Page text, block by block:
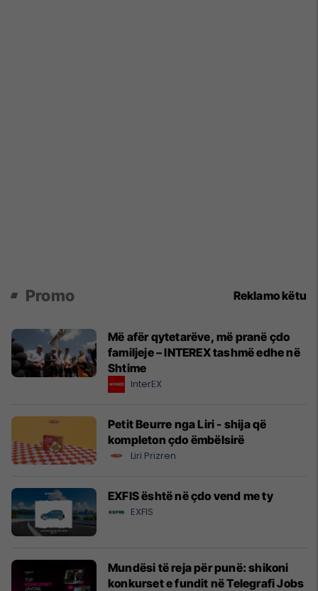
Promo Reklamo këtu
Më afër qytetarëve, më pranë çdo
familjeje – INTEREX tashmë edhe në
Shtime
InterEX
Petit Beurre nga Liri - shija që
kompleton çdo ëmbëlsirë
Liri Prizren
EXFIS është në çdo vend me ty
EXFIS
Mundësi të reja për punë: shikoni
konkurset e fundit në Telegrafi Jobs